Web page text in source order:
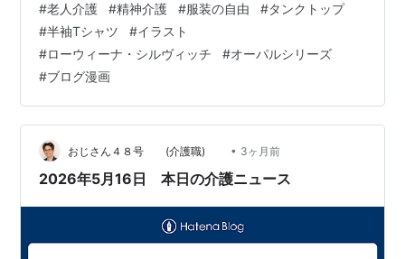
の地区は大丈夫でしょうか。 さて、ある日の事 早めに入
浴して、夕方の薬を投薬に 母屋に行くのに 暑かったの
で、上はタンクトップ（黒）だけで 薬持って行ったらば
母 開口一番。 『それ！何着てんにゃ！』 『それはラン
ニングや、 そんな格好したらあかん』 みたいなこと言
う。 で、 こ…
#老人介護 #精神介護 #服装の自由 #タンクトップ
#半袖Tシャツ #イラスト
#ローウィーナ・シルヴィッチ #オーパルシリーズ
#ブログ漫画
おじさん４８号 (介護職) • 3ヶ月前
2026年5月16日 本日の介護ニュース